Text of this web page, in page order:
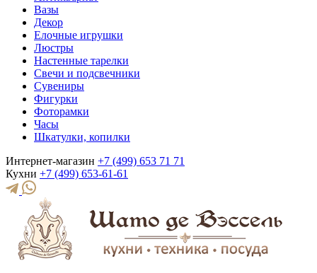
Вазы
Декор
Елочные игрушки
Люстры
Настенные тарелки
Свечи и подсвечники
Сувениры
Фигурки
Фоторамки
Часы
Шкатулки, копилки
Интернет-магазин +7 (499) 653 71 71
Кухни +7 (499) 653-61-61